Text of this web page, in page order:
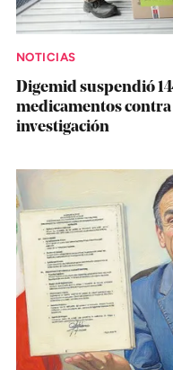
NOTICIAS
Digemid suspendió
medicamentos
investigación